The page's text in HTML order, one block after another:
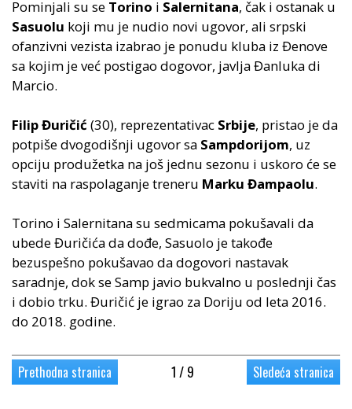
Pominjali su se Torino i Salernitana, čak i ostanak u
Sasuolu koji mu je nudio novi ugovor, ali srpski
ofanzivni vezista izabrao je ponudu kluba iz Đenove
sa kojim je već postigao dogovor, javlja Đanluka di
Marcio.
Filip Đuričić (30), reprezentativac Srbije, pristao je da
potpiše dvogodišnji ugovor sa Sampdorijom, uz
opciju produžetka na još jednu sezonu i uskoro će se
staviti na raspolaganje treneru Marku Đampaolu.
Torino i Salernitana su sedmicama pokušavali da
ubede Đuričića da dođe, Sasuolo je takođe
bezuspešno pokušavao da dogovori nastavak
saradnje, dok se Samp javio bukvalno u poslednji čas
i dobio trku. Đuričić je igrao za Doriju od leta 2016.
do 2018. godine.
Prethodna stranica 1 / 9 Sledeća stranica